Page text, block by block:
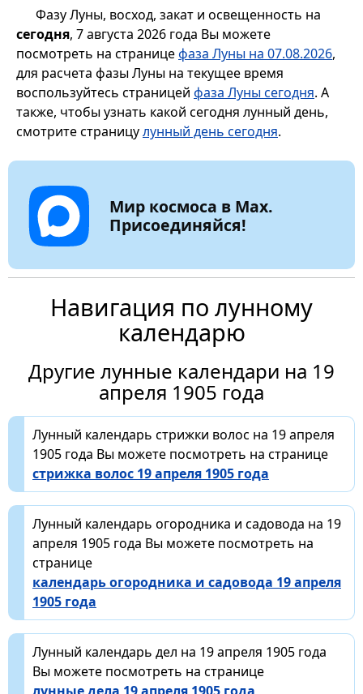
Фазу Луны, восход, закат и освещенность на
сегодня, 7 августа 2026 года Вы можете
посмотреть на страницефаза Луны на 07.08.2026,
для расчета фазы Луны на текущее время
воспользуйтесь страницей фаза Луны сегодня. А
также, чтобы узнать какой сегодня лунный день,
смотрите страницулунный день сегодня.
Мир космоса в Max.
Присоединяйся!
Навигация по лунному
календарю
Другие лунные календари на 19
апреля 1905 года
Лунный календарь стрижки волос на 19 апреля
1905 года Вы можете посмотреть на странице
стрижка волос 19 апреля 1905 года
Лунный календарь огородника и садовода на 19
апреля 1905 года Вы можете посмотреть на
странице
календарь огородника и садовода 19 апреля
1905 года
Лунный календарь дел на 19 апреля 1905 года
Вы можете посмотреть на странице